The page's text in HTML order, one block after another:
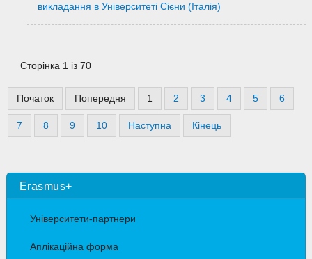
викладання в Університеті Сієни (Італія)
Сторінка 1 із 70
Початок Попередня 1 2 3 4 5 6
7 8 9 10 Наступна Кінець
Erasmus+
Університети-партнери
Аплікаційна форма